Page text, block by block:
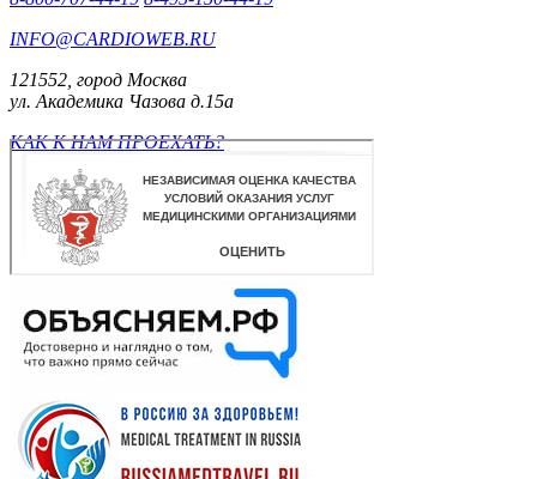
INFO@CARDIOWEB.RU
121552, город Москва
ул. Академика Чазова д.15а
КАК К НАМ ПРОЕХАТЬ?